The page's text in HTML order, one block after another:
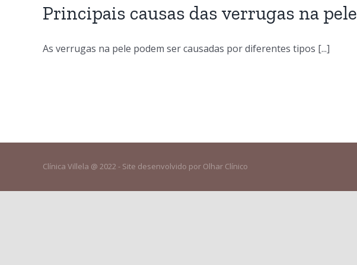
Principais causas das verrugas na pele
As verrugas na pele podem ser causadas por diferentes tipos [...]
Clínica Villela @ 2022 - Site desenvolvido por Olhar Clínico